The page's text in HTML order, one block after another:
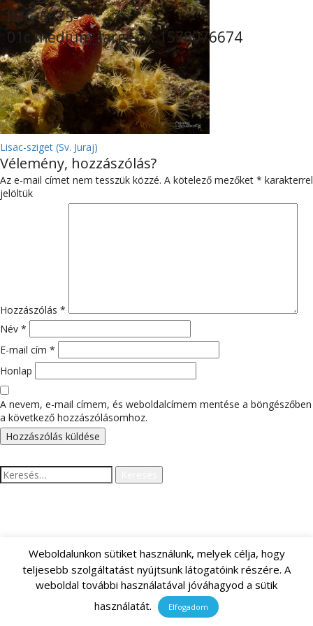
IMG-5675-
01c,medium_large.2x.1578076674
BEJEGYZÉS
NAVIGÁCIÓ
Lisac-sziget (Sv. Juraj)
Vélemény, hozzászólás?
Az e-mail címet nem tesszük közzé. A kötelező mezőket * karakterrel
jelöltük
Hozzászólás *
Név *
E-mail cím *
Honlap
A nevem, e-mail címem, és weboldalcímem mentése a böngészőben
a következő hozzászólásomhoz.
Keresés:
ARCHÍVUM
Weboldalunkon sütiket használunk, melyek célja, hogy
teljesebb szolgáltatást nyújtsunk látogatóink részére. A
weboldal további használatával jóváhagyod a sütik
használatát.
Elfogadom